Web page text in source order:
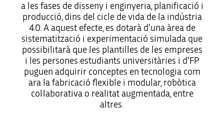
a les fases de disseny i enginyeria, planificació i
producció, dins del cicle de vida de la indústria
4.0. A aquest efecte, es dotarà d’una àrea de
sistematització i experimentació simulada que
possibilitarà que les plantilles de les empreses
i les persones estudiants universitàries i d’FP
puguen adquirir conceptes en tecnologia com
ara la fabricació flexible i modular, robòtica
col·laborativa o realitat augmentada, entre
altres.